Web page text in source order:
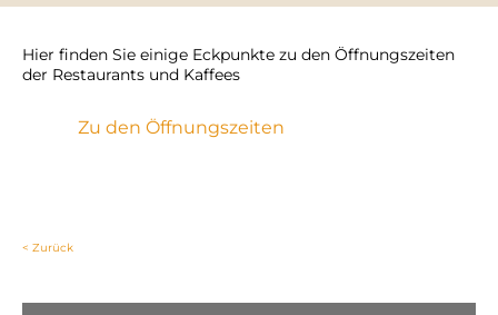
Hier finden Sie einige Eckpunkte zu den Öffnungszeiten
der Restaurants und Kaffees
Zu den Öffnungszeiten
< Zurück